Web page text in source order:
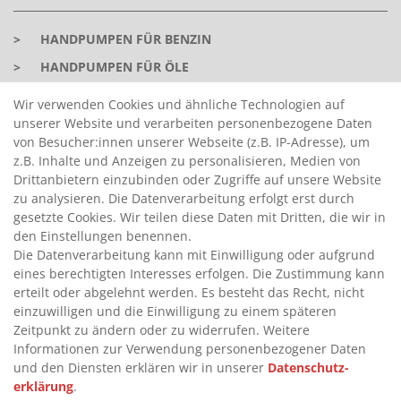
>
HANDPUMPEN FÜR BENZIN
>
HANDPUMPEN FÜR ÖLE
>
ADBLUE® BETANKUNG
INFORMATIONEN
>
FAQ
>
VERTRAG WIDERRUFEN
>
WIDERRUFSRECHT
>
WIDERRUFSFORMULAR
>
IMPRESSUM
>
DATENSCHUTZERKLÄRUNG
>
AGB
Wir verwenden Cookies und ähnliche Technologien auf
unserer Website und verarbeiten personenbezogene Daten
von Besucher:innen unserer Webseite (z.B. IP-Adresse), um
z.B. Inhalte und Anzeigen zu personalisieren, Medien von
Drittanbietern einzubinden oder Zugriffe auf unsere Website
zu analysieren. Die Datenverarbeitung erfolgt erst durch
gesetzte Cookies. Wir teilen diese Daten mit Dritten, die wir in
den Einstellungen benennen.
Die Datenverarbeitung kann mit Einwilligung oder aufgrund
eines berechtigten Interesses erfolgen. Die Zustimmung kann
erteilt oder abgelehnt werden. Es besteht das Recht, nicht
einzuwilligen und die Einwilligung zu einem späteren
Zeitpunkt zu ändern oder zu widerrufen. Weitere
Informationen zur Verwendung personenbezogener Daten
und den Diensten erklären wir in unserer Daten­schutz­
erklärung.